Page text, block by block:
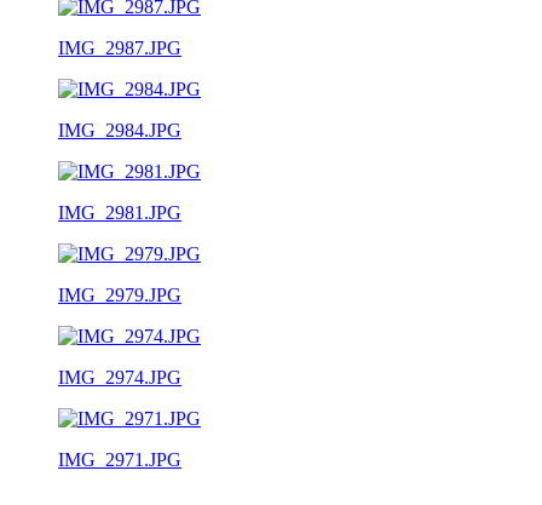
IMG_2987.JPG
IMG_2984.JPG
IMG_2981.JPG
IMG_2979.JPG
IMG_2974.JPG
IMG_2971.JPG